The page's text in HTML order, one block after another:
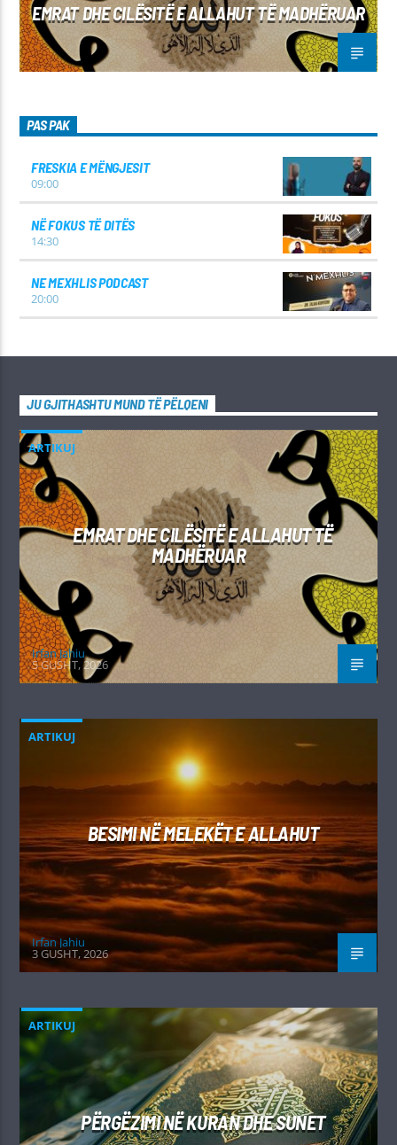
EMRAT DHE CILËSITË E ALLAHUT TË MADHËRUAR
PAS PAK
FRESKIA E MËNGJESIT
09:00
NË FOKUS TË DITËS
14:30
NE MEXHLIS PODCAST
20:00
JU GJITHASHTU MUND TË PËLQENI
ARTIKUJ
EMRAT DHE CILËSITË E ALLAHUT TË
MADHËRUAR
Irfan Jahiu
5 GUSHT, 2026
ARTIKUJ
BESIMI NË MELEKËT E ALLAHUT
Irfan Jahiu
3 GUSHT, 2026
ARTIKUJ
PËRGËZIMI NË KURAN DHE SUNET